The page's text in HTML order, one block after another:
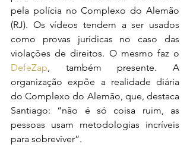
pela polícia no Complexo do Alemão
(RJ). Os vídeos tendem a ser usados
como provas jurídicas no caso das
DefeZap, também presente. A
organização expõe a realidade diária
do Complexo do Alemão, que, destaca
Santiago: “não é só coisa ruim, as
pessoas usam metodologias incríveis
para sobreviver”.